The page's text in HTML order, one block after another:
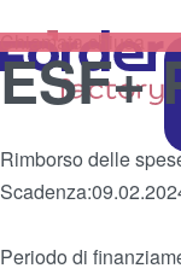
Chiamata chiusa
ESF+
Rimborso delle
Scadenza:
Periodo di